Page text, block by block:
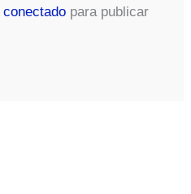
conectadopara publicar